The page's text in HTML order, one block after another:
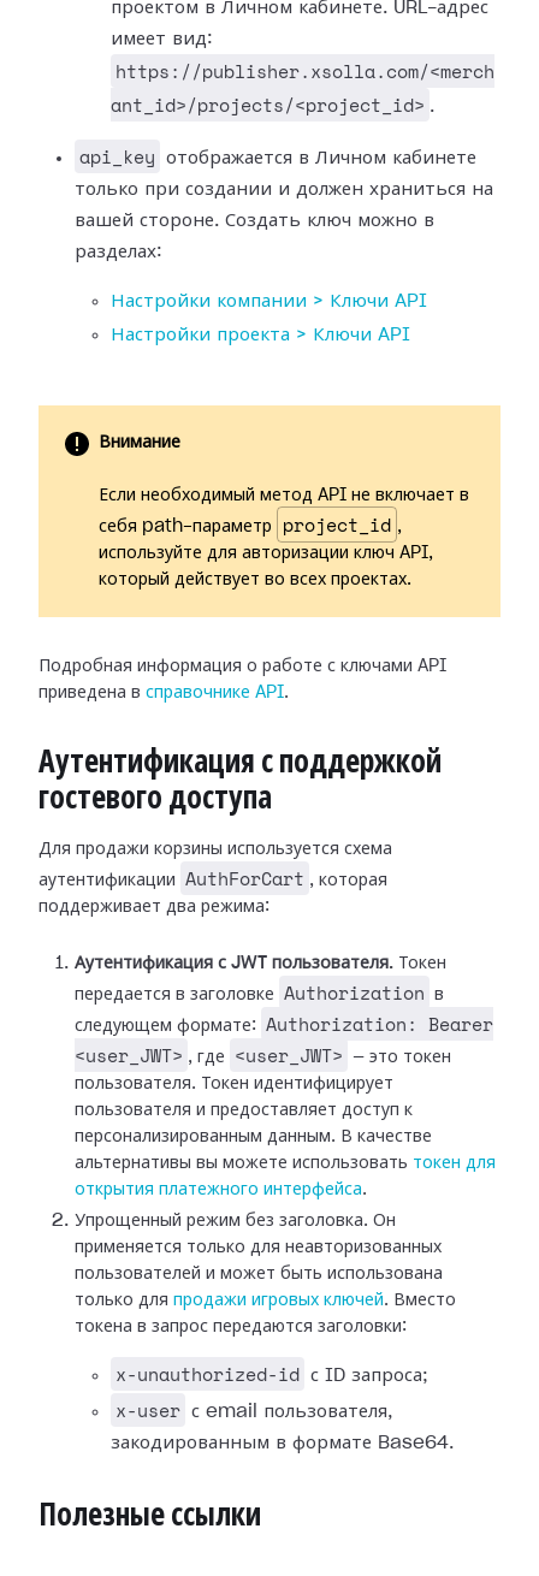
проектом в Личном кабинете. URL-адрес
имеет вид:
https://publisher.xsolla.com/<merch
ant_id>/projects/<project_id> .
api_key
отображается в Личном кабинете
только при создании и должен храниться на
вашей стороне. Создать ключ можно в
разделах:
Настройки компании > Ключи API
Настройки проекта > Ключи API
Внимание
Если необходимый метод API не включает в
себя path-параметр
project_id ,
используйте для авторизации ключ API,
который действует во всех проектах.
Подробная информация о работе с ключами API
приведена в справочнике API.
Аутентификация с поддержкой
гостевого доступа
Для продажи корзины используется схема
аутентификации
AuthForCart , которая
поддерживает два режима:
Аутентификация с JWT пользователя. Токен
передается в заголовке
Authorization
в
следующем формате:
Authorization: Bearer
<user_JWT> , где <user_JWT>
— это токен
пользователя. Токен идентифицирует
пользователя и предоставляет доступ к
персонализированным данным. В качестве
альтернативы вы можете использовать токен для
открытия платежного интерфейса.
Упрощенный режим без заголовка. Он
применяется только для неавторизованных
пользователей и может быть использована
только для продажи игровых ключей. Вместо
токена в запрос передаются заголовки:
x-unauthorized-id с ID запроса;
x-user с email пользователя,
закодированным в формате Base64.
Полезные ссылки